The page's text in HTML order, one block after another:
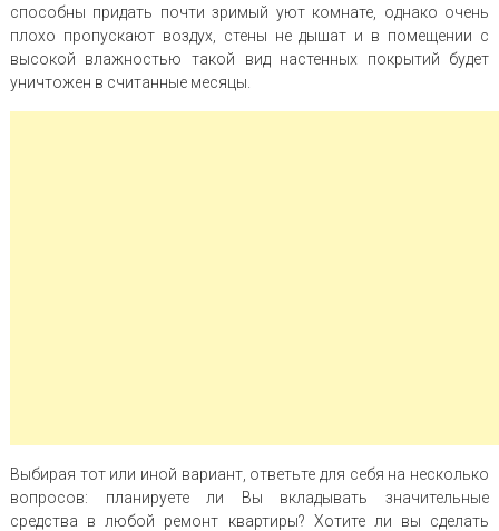
способны придать почти зримый уют комнате, однако очень
плохо пропускают воздух, стены не дышат и в помещении с
высокой влажностью такой вид настенных покрытий будет
уничтожен в считанные месяцы.
Выбирая тот или иной вариант, ответьте для себя на несколько
вопросов: планируете ли Вы вкладывать значительные
средства в любой ремонт квартиры? Хотите ли вы сделать